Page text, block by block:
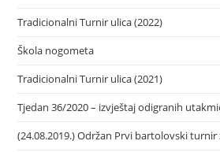
Tradicionalni Turnir ulica (2022)
Škola nogometa
Tradicionalni Turnir ulica (2021)
Tjedan 36/2020 – izvještaj odigranih
(24.08.2019.) Održan Prvi bartolovski turnir